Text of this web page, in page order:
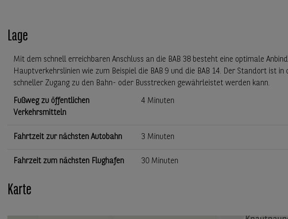
Lage
Mit dem schnell erreichbaren Anschluss an die BAB 38 besteht eine optimale
Hauptverkehrslinien wie zum Beispiel die BAB 9 und die BAB 14. Der Standort ist
schneller Zugang zu den Bahn- oder Busstrecken gewährleistet werden kann.
Fußweg zu öffentlichen
Verkehrsmitteln
4 Minuten
Fahrtzeit zur nächsten Autobahn 3 Minuten
Fahrzeit zum nächsten Flughafen 30 Minuten
Karte